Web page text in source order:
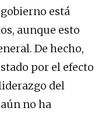
está
aunque esto
De hecho,
por el efecto
del
no ha